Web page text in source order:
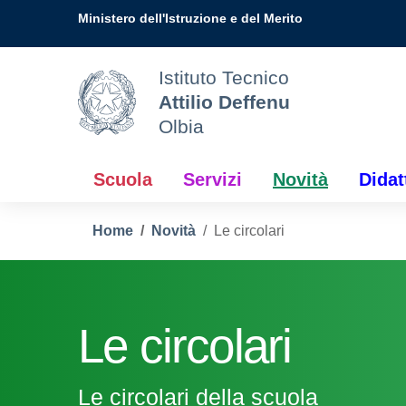
Ministero dell'Istruzione e del Merito
Istituto Tecnico
Attilio Deffenu
Olbia
Scuola Servizi Novità
Home Novità Le circolari
Le circolari
Le circolari della scuola